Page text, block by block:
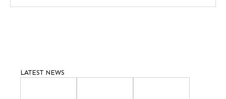
LATEST NEWS